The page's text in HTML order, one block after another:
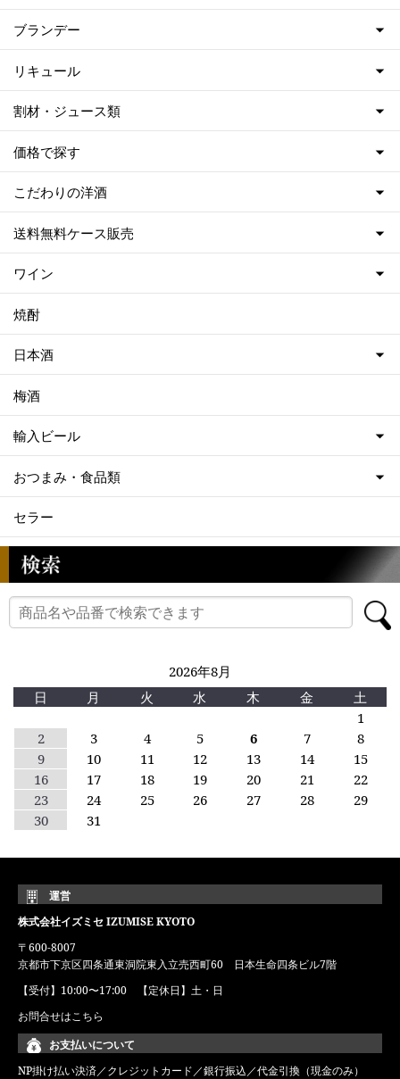
ブランデー
リキュール
割材・ジュース類
価格で探す
こだわりの洋酒
送料無料ケース販売
ワイン
焼酎
日本酒
梅酒
輸入ビール
おつまみ・食品類
セラー
2026年8月
日
月 火 水 木 金
土
1
2
3 4 5 6 7
8
9
10 11 12 13 14
15
16
17 18 19 20 21
22
23
24 25 26 27 28
29
30
31
運営
株式会社イズミセ IZUMISE KYOTO
〒600-8007
京都市下京区四条通東洞院東入立売西町60 日本生命四条ビル7階
【受付】10:00〜17:00 【定休日】土・日
お問合せはこちら
お支払いについて
NP掛け払い決済／クレジットカード／銀行振込／代金引換（現金のみ）